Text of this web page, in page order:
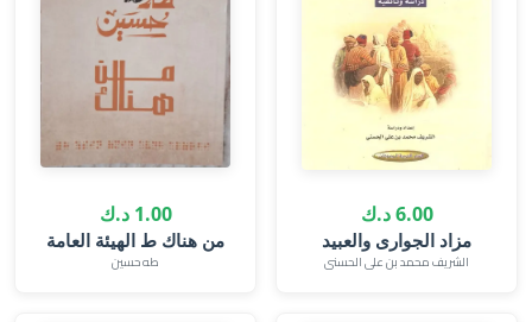
6.00 د.ك
مزاد الجوارى والعبيد
الشريف محمد بن على الحسنى
1.00 د.ك
من هناك ط الهيئة العامة
طه حسين